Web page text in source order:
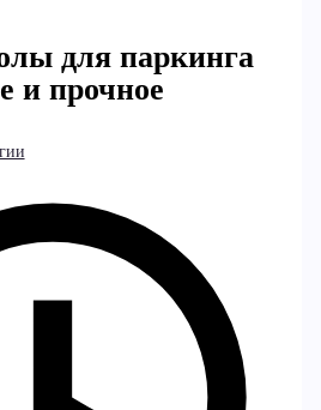
для паркинга
и прочное